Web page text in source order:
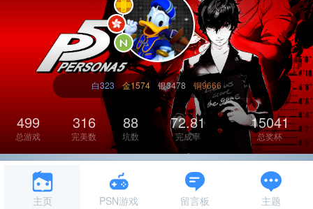
白323 金1574 银3478 铜9666
499
总游戏
316
完美数
88
坑数
72.81
完成率
15041
总奖杯
主页 PSN游戏 留言板 主题